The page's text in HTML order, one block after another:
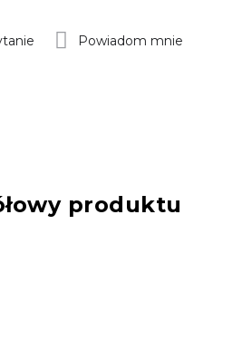
Powiadom mnie
produktu